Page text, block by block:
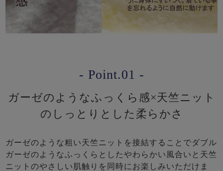
- Point.01 -
ガーゼのようなふっくら感×天竺ニット
のしっとりとした柔らかさ
ガーゼのような粗い天竺ニットを接結することでダブル
ガーゼのようなふっくらとしたやわらかい風合いと天竺
ニットのやさしい肌触りを同時にお楽しみいただけま